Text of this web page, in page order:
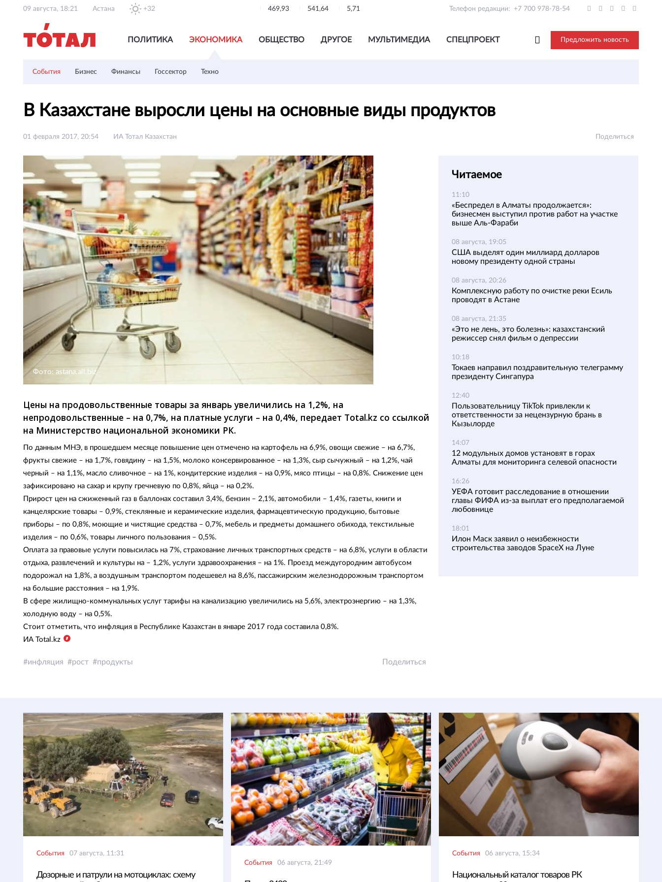
09 августа, 18:21 Астана +32 469,93 541,64 5,71 Телефон редакции: +7 700 978-78-54
ПОЛИТИКА ЭКОНОМИКА ОБЩЕСТВО ДРУГОЕ МУЛЬТИМЕДИА СПЕЦПРОЕКТ Предложить новость
События Бизнес Финансы Госсектор Техно
В Казахстане выросли цены на основные виды продуктов
01 февраля 2017, 20:54 ИА Тотал Казахстан Поделиться
Фото: astana.all.biz
Цены на продовольственные товары за январь увеличились на 1,2%, на
непродовольственные – на 0,7%, на платные услуги – на 0,4%, передает Total.kz со ссылкой
на Министерство национальной экономики РК.
По данным МНЭ, в прошедшем месяце повышение цен отмечено на картофель на 6,9%, овощи свежие – на 6,7%,
фрукты свежие – на 1,7%, говядину – на 1,5%, молоко консервированное – на 1,3%, сыр сычужный – на 1,2%, чай
черный – на 1,1%, масло сливочное – на 1%, кондитерские изделия – на 0,9%, мясо птицы – на 0,8%. Снижение цен
зафиксировано на сахар и крупу гречневую по 0,8%, яйца – на 0,2%.
Прирост цен на сжиженный газ в баллонах составил 3,4%, бензин – 2,1%, автомобили – 1,4%, газеты, книги и
канцелярские товары – 0,9%, стеклянные и керамические изделия, фармацевтическую продукцию, бытовые
приборы – по 0,8%, моющие и чистящие средства – 0,7%, мебель и предметы домашнего обихода, текстильные
изделия – по 0,6%, товары личного пользования – 0,5%.
Оплата за правовые услуги повысилась на 7%, страхование личных транспортных средств – на 6,8%, услуги в области
отдыха, развлечений и культуры на – 1,2%, услуги здравоохранения – на 1%. Проезд междугородним автобусом
подорожал на 1,8%, а воздушным транспортом подешевел на 8,6%, пассажирским железнодорожным транспортом
на большие расстояния – на 1,9%.
В сфере жилищно-коммунальных услуг тарифы на канализацию увеличились на 5,6%, электроэнергию – на 1,3%,
холодную воду – на 0,5%.
Стоит отметить, что инфляция в Республике Казахстан в январе 2017 года составила 0,8%.
ИА Total . kz
инфляция рост продукты Поделиться
Читаемое
11:10
«Беспредел в Алматы продолжается»:
бизнесмен выступил против работ на участке
выше Аль-Фараби
08 августа, 19:05
США выделят один миллиард долларов
новому президенту одной страны
08 августа, 20:26
Комплексную работу по очистке реки Есиль
проводят в Астане
08 августа, 21:35
«Это не лень, это болезнь»: казахстанский
режиссер снял фильм о депрессии
10:18
Токаев направил поздравительную телеграмму
президенту Сингапура
12:40
Пользовательницу TikTok привлекли к
ответственности за нецензурную брань в
Кызылорде
14:07
12 модульных домов установят в горах
Алматы для мониторинга селевой опасности
16:26
УЕФА готовит расследование в отношении
главы ФИФА из-за выплат его предполагаемой
любовнице
18:01
Илон Маск заявил о неизбежности
строительства заводов SpaceX на Луне
События 07 августа, 11:31
Дозорные и патрули на мотоциклах: схему
События 06 августа, 21:49
События 06 августа, 15:34
Национальный каталог товаров РК